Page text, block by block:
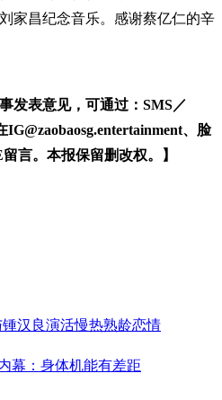
家昌纪念音乐。感谢蔡亿仁的辛
表意见，可通过：SMS／
IG@zaobaosg.entertainment、脸
言。本报保留删改权。】
汉良演活慢热熟龄恋情
幕：身体机能有差距